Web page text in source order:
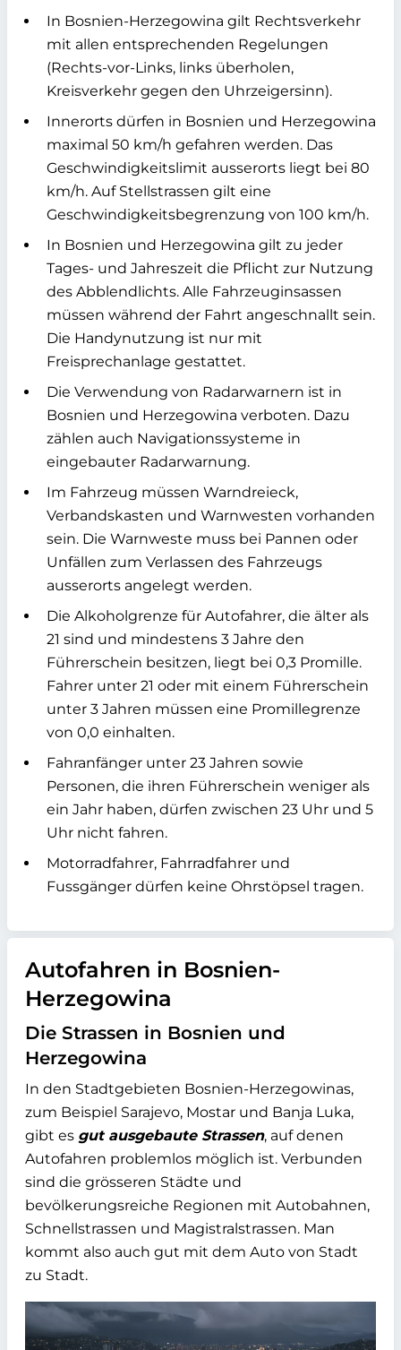
In Bosnien-Herzegowina gilt Rechtsverkehr
mit allen entsprechenden Regelungen
(Rechts-vor-Links, links überholen,
Kreisverkehr gegen den Uhrzeigersinn).
Innerorts dürfen in Bosnien und Herzegowina
maximal 50 km/h gefahren werden. Das
Geschwindigkeitslimit ausserorts liegt bei 80
km/h. Auf Stellstrassen gilt eine
Geschwindigkeitsbegrenzung von 100 km/h.
In Bosnien und Herzegowina gilt zu jeder
Tages- und Jahreszeit die Pflicht zur Nutzung
des Abblendlichts. Alle Fahrzeuginsassen
müssen während der Fahrt angeschnallt sein.
Die Handynutzung ist nur mit
Freisprechanlage gestattet.
Die Verwendung von Radarwarnern ist in
Bosnien und Herzegowina verboten. Dazu
zählen auch Navigationssysteme in
eingebauter Radarwarnung.
Im Fahrzeug müssen Warndreieck,
Verbandskasten und Warnwesten vorhanden
sein. Die Warnweste muss bei Pannen oder
Unfällen zum Verlassen des Fahrzeugs
ausserorts angelegt werden.
Die Alkoholgrenze für Autofahrer, die älter als
21 sind und mindestens 3 Jahre den
Führerschein besitzen, liegt bei 0,3 Promille.
Fahrer unter 21 oder mit einem Führerschein
unter 3 Jahren müssen eine Promillegrenze
von 0,0 einhalten.
Fahranfänger unter 23 Jahren sowie
Personen, die ihren Führerschein weniger als
ein Jahr haben, dürfen zwischen 23 Uhr und 5
Uhr nicht fahren.
Motorradfahrer, Fahrradfahrer und
Fussgänger dürfen keine Ohrstöpsel tragen.
Autofahren in Bosnien-
Herzegowina
Die Strassen in Bosnien und
Herzegowina
In den Stadtgebieten Bosnien-Herzegowinas,
zum Beispiel Sarajevo, Mostar und Banja Luka,
gibt es gut ausgebaute Strassen, auf denen
Autofahren problemlos möglich ist. Verbunden
sind die grösseren Städte und
bevölkerungsreiche Regionen mit Autobahnen,
Schnellstrassen und Magistralstrassen. Man
kommt also auch gut mit dem Auto von Stadt
zu Stadt.